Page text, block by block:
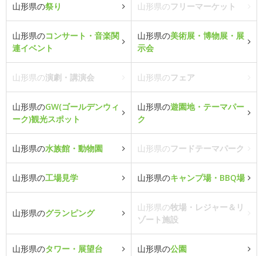
山形県の祭り 山形県のフリーマーケット
山形県のコンサート・音楽関
連イベント
山形県の美術展・博物展・展
示会
山形県の演劇・講演会 山形県のフェア
山形県のGW(ゴールデンウィ
ーク)観光スポット
山形県の遊園地・テーマパー
ク
山形県の水族館・動物園 山形県のフードテーマパーク
山形県の工場見学 山形県のキャンプ場・BBQ場
山形県のグランピング
山形県の牧場・レジャー＆リ
ゾート施設
山形県のタワー・展望台 山形県の公園